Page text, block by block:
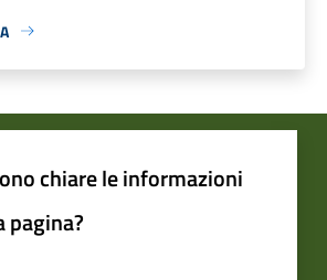
chiare le informazioni
pagina?